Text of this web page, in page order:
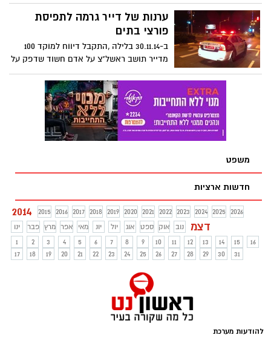
המותאם לגילה, כמתחייב בחוק, אלא לבוסטר.
המשטרה תבקש להאריך את מעצרו של הנהג
ערנות של דייר גרמה לתפיסת
פורצי בתים
ב-30.11.14 בלילה ,התקבל דיווח למוקד 100
מדייר תושב ראשל"צ על אדם חשוד שדפק על
דלתו, החשוד טען כי הוא מחפש בחור ונקב
בשם , ומאחר ולא קיים דייר בשם זה הדבר
עורר את חשדו של המתלונן כי יתכן ומדובר
בפורצים החשוד יצא מהבניין עם חשוד נוסף
עלה לרכב ונסעו מהמקום .
משפט
חדשות ארציות
2014 2015 2016 2017 2018 2019 2020 2021 2022 2023 2024 2025
2026
ינו
פבר מרץ אפר מאי יונ יול אוג ספט אוק נוב דצמ
1 2 3 4 5 6 7 8 9 10 11 12 13 14 15
16
17
18 19 20 21 22 23 24 25 26 27 28 29 30 31
להודעות מערכת